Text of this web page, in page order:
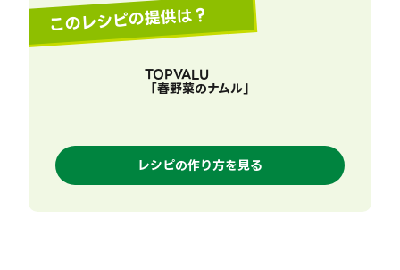
このレシピの提供は？
TOPVALU
「春野菜のナムル」
レシピの作り方を見る